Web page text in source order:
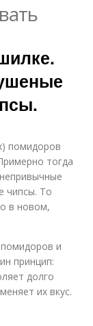
помидоров
тогда
чипсы. То
в новом,
и
принцип:
долго
их вкус.